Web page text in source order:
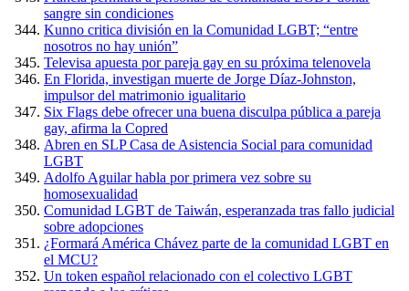
sangre sin condiciones
Kunno critica división en la Comunidad LGBT; “entre
nosotros no hay unión”
Televisa apuesta por pareja gay en su próxima telenovela
En Florida, investigan muerte de Jorge Díaz-Johnston,
impulsor del matrimonio igualitario
Six Flags debe ofrecer una buena disculpa pública a pareja
gay, afirma la Copred
Abren en SLP Casa de Asistencia Social para comunidad
LGBT
Adolfo Aguilar habla por primera vez sobre su
homosexualidad
Comunidad LGBT de Taiwán, esperanzada tras fallo judicial
sobre adopciones
¿Formará América Chávez parte de la comunidad LGBT en
el MCU?
Un token español relacionado con el colectivo LGBT